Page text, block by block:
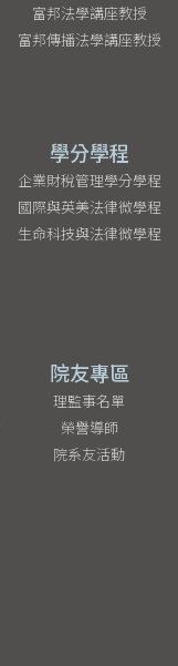
富邦法學講座教授
富邦傳播法學講座教授
學分學程
企業財稅管理學分學程
國際與英美法律微學程
生命科技與法律微學程
院友專區
理監事名單
榮譽導師
院系友活動